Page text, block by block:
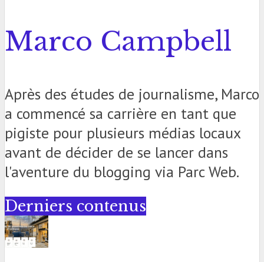
Marco Campbell
Après des études de journalisme, Marco
a commencé sa carrière en tant que
pigiste pour plusieurs médias locaux
avant de décider de se lancer dans
l'aventure du blogging via Parc Web.
Derniers contenus